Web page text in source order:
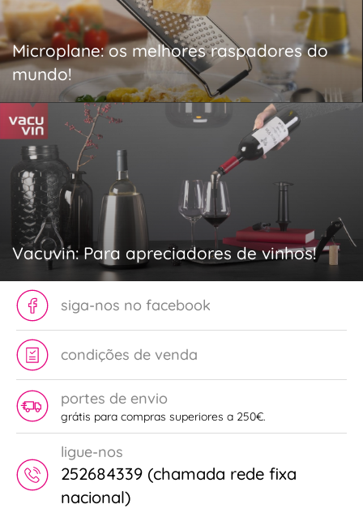
Microplane: os melhores raspadores do
mundo!
Vacuvin: Para apreciadores de vinhos!
siga-nos no facebook
condições de venda
portes de envio
grátis para compras superiores a 250€.
ligue-nos
252684339 (chamada rede fixa
nacional)